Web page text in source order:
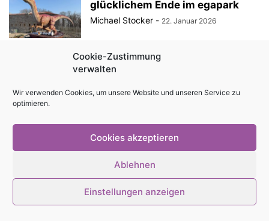
Cookie-Zustimmung
verwalten
Wir verwenden Cookies, um unsere Website und unseren Service zu
optimieren.
Cookies akzeptieren
Ablehnen
Einstellungen anzeigen
glücklichem Ende im egapark
Michael Stocker - 22. Januar 2026
© Stadtmagazin tam.tam 2026